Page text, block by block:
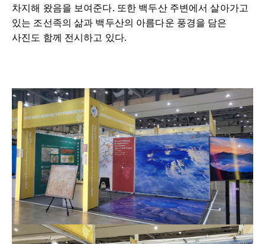
차지해 왔음을 보여준다. 또한 백두산 주변에서 살아가고
있는 조선족의 삶과 백두산의 아름다운 풍경을 담은
사진도 함께 전시하고 있다.